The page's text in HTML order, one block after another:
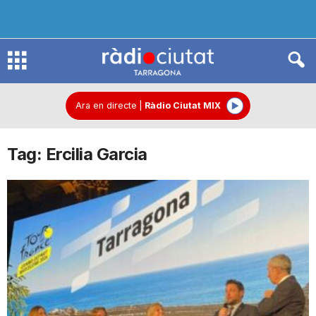
R
d
o
C
Ara en directe Ràdio Ciutat MIX
Tag: Ercilia Garcia